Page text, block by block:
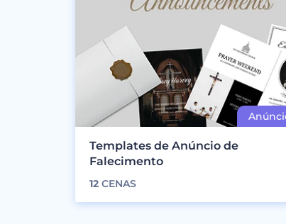
Templates de Anúncio de
Falecimento
12 CENAS